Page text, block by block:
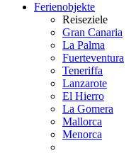
Ferienobjekte
Reiseziele
Gran Canaria
La Palma
Fuerteventura
Teneriffa
Lanzarote
El Hierro
La Gomera
Mallorca
Menorca